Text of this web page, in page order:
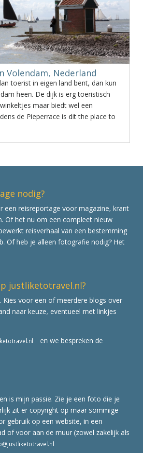
Volendam, Nederland
toerist in eigen land bent, dan kun
heen. De dijk is erg toeristisch
maar biedt wel een
de Pieperrace is dit the place to
nodig?
een reisreportage voor magazine, krant
Of het nu om een compleet nieuw
reisverhaal van een bestemming
Of heb je alleen fotografie nodig? Het
justliketotravel.nl?
Kies voor een of meerdere blogs over
naar keuze, eventueel met linkjes
en we bespreken de
is mijn passie. Zie je een foto die je
zit er copyright op maar sommige
gebruik op een website, in een
of voor aan de muur (zowel zakelijk als